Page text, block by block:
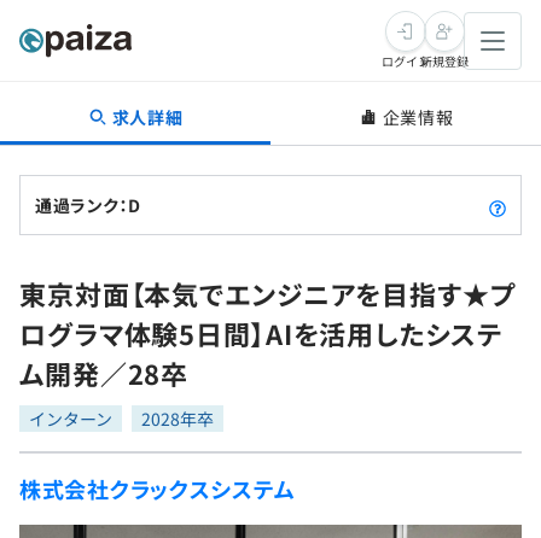
転職・キャリア
転職成功ガイド
転職エージェント
インタビュー
転職成功ガイド
新卒就活
求人検索
本選考
インターン
新卒エージェント
学習
問題集
4択課題
プログラミング言語
ゲーム・マンガ
Tech Team Journal
paizaとは？
ログイン新規登録
求人詳細 企業情報
通過ランク：D
東京対面【本気でエンジニアを目指す★プ
ログラマ体験5日間】AIを活用したシステ
ム開発／28卒
インターン 2028年卒
株式会社クラックスシステム